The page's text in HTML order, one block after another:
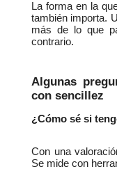
La forma en la
también importa.
más de lo que
contrario.
Algunas
con sencillez
¿Cómo sé si
Con una
Se mide con